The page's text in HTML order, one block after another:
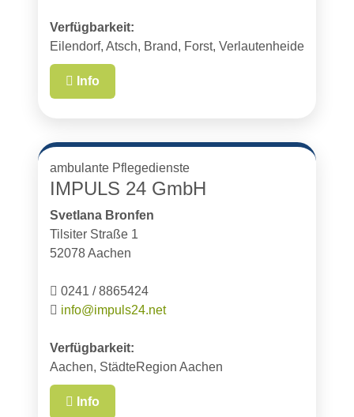
Verfügbarkeit:
Eilendorf, Atsch, Brand, Forst, Verlautenheide
Info
ambulante Pflegedienste
IMPULS 24 GmbH
Svetlana Bronfen
Tilsiter Straße 1
52078 Aachen
0241 / 8865424
info@impuls24.net
Verfügbarkeit:
Aachen, StädteRegion Aachen
Info